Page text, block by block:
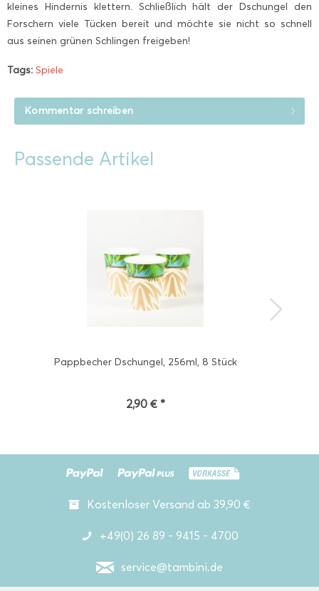
kleines Hindernis klettern. Schließlich hält der Dschungel den
Forschern viele Tücken bereit und möchte sie nicht so schnell
aus seinen grünen Schlingen freigeben!
Tags: Spiele
Kommentar schreiben
Passende Artikel
Pappbecher Dschungel, 256ml, 8 Stück
2,90 € *
Kostenloser Versand ab 39,90 €
+49(0) 26 89 - 9415 - 4700
service@tambini.de